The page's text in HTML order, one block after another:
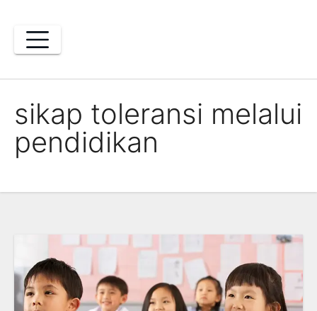
content
sikap toleransi melalui
pendidikan